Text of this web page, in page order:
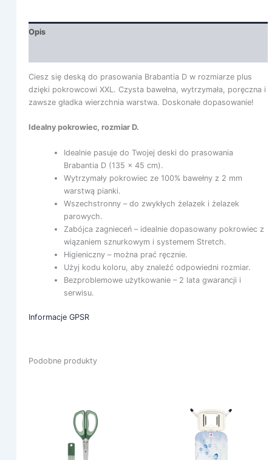
Opis
Ciesz się deską do prasowania Brabantia D w rozmiarze plus
dzięki pokrowcowi XXL. Czysta bawełna, wytrzymała, poręczna i
zawsze gładka wierzchnia warstwa. Doskonałe dopasowanie!
Idealny pokrowiec, rozmiar D.
Idealnie pasuje do Twojej deski do prasowania
Brabantia D (135 x 45 cm).
Wytrzymały pokrowiec ze 100% bawełny z 2 mm
warstwą pianki.
Wszechstronny – do zwykłych żelazek i żelazek
parowych.
Zabójca zagnieceń – idealnie dopasowany pokrowiec z
wiązaniem sznurkowym i systemem Stretch.
Higieniczny – można prać ręcznie.
Użyj kodu koloru, aby znaleźć odpowiedni rozmiar.
Bezproblemowe użytkowanie – 2 lata gwarancji i
serwisu.
Informacje GPSR
Podobne produkty